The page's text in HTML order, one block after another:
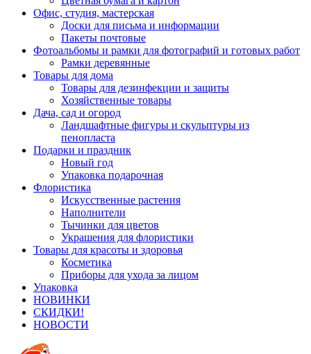
Офис, студия, мастерская
Доски для письма и информации
Пакеты почтовые
Фотоальбомы и рамки для фотографий и готовых работ
Рамки деревянные
Товары для дома
Товары для дезинфекции и защиты
Хозяйственные товары
Дача, сад и огород
Ландшафтные фигуры и скульптуры из
пенопласта
Подарки и праздник
Новый год
Упаковка подарочная
Флористика
Искусственные растения
Наполнители
Тычинки для цветов
Украшения для флористики
Товары для красоты и здоровья
Косметика
Приборы для ухода за лицом
Упаковка
НОВИНКИ
СКИДКИ!
НОВОСТИ